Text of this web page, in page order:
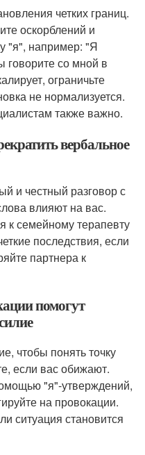
четких границ.
оскорблений и
"я", например: "Я
говорите со мной в
ограничьте
не нормализуется.
также важно.
вербальное
и честный разговор с
влияют на вас.
к семейному терапевту
последствия, если
партнера к
помогут
чтобы понять точку
если вас обижают.
"я"-утверждений,
на провокации.
ситуация становится